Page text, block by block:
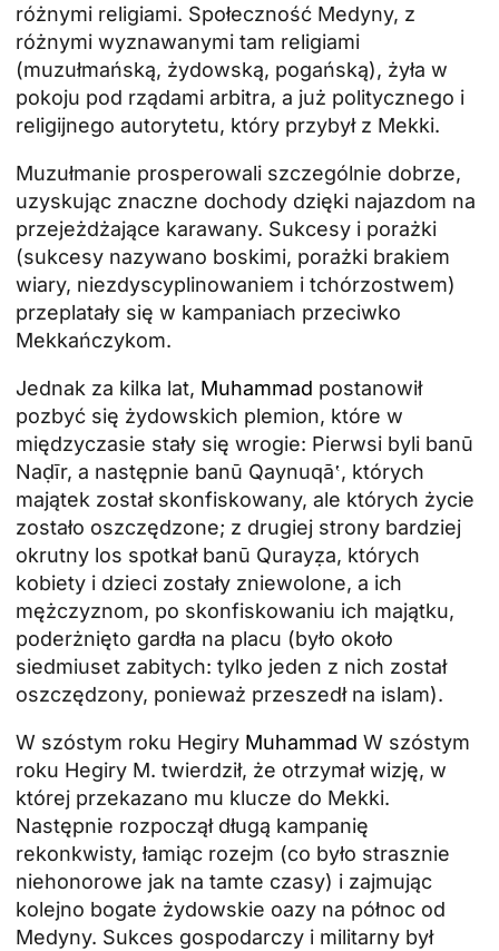
różnymi religiami. Społeczność Medyny, z
różnymi wyznawanymi tam religiami
(muzułmańską, żydowską, pogańską), żyła w
pokoju pod rządami arbitra, a już politycznego i
religijnego autorytetu, który przybył z Mekki.
Muzułmanie prosperowali szczególnie dobrze,
uzyskując znaczne dochody dzięki najazdom na
przejeżdżające karawany. Sukcesy i porażki
(sukcesy nazywano boskimi, porażki brakiem
wiary, niezdyscyplinowaniem i tchórzostwem)
przeplatały się w kampaniach przeciwko
Mekkańczykom.
Jednak za kilka lat, Muhammad postanowił
pozbyć się żydowskich plemion, które w
międzyczasie stały się wrogie: Pierwsi byli banū
Naḍīr, a następnie banū Qaynuqā‛, których
majątek został skonfiskowany, ale których życie
zostało oszczędzone; z drugiej strony bardziej
okrutny los spotkał banū Qurayẓa, których
kobiety i dzieci zostały zniewolone, a ich
mężczyznom, po skonfiskowaniu ich majątku,
poderżnięto gardła na placu (było około
siedmiuset zabitych: tylko jeden z nich został
oszczędzony, ponieważ przeszedł na islam).
W szóstym roku Hegiry Muhammad W szóstym
roku Hegiry M. twierdził, że otrzymał wizję, w
której przekazano mu klucze do Mekki.
Następnie rozpoczął długą kampanię
rekonkwisty, łamiąc rozejm (co było strasznie
niehonorowe jak na tamte czasy) i zajmując
kolejno bogate żydowskie oazy na północ od
Medyny. Sukces gospodarczy i militarny był